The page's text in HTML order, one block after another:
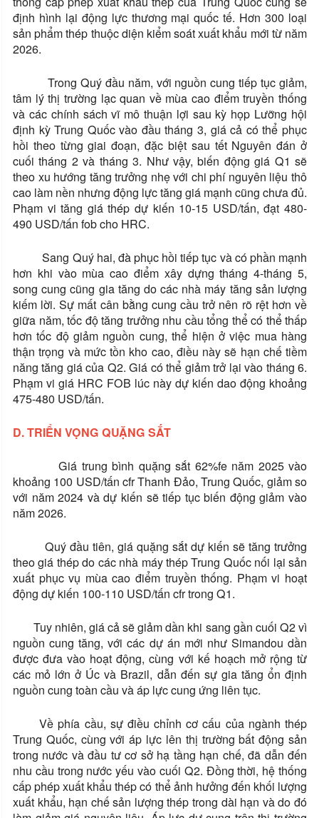
định hình lại động lực thương mại quốc tế. Hơn 300 loại
sản phẩm thép thuộc diện kiểm soát xuất khẩu mới từ năm
2026.
Trong Quý đầu năm, với nguồn cung tiếp tục giảm,
tâm lý thị trường lạc quan về mùa cao điểm truyền thống
và các chính sách vĩ mô thuận lợi sau kỳ họp Lưỡng hội
định kỳ Trung Quốc vào đầu tháng 3, giá cả có thể phục
hồi theo từng giai đoạn, đặc biệt sau tết Nguyên đán ở
cuối tháng 2 và tháng 3. Như vậy, biến động giá Q1 sẽ
theo xu hướng tăng trưởng nhẹ với chi phí nguyên liệu thô
cao làm nền nhưng động lực tăng giá mạnh cũng chưa đủ.
Phạm vi tăng giá thép dự kiến 10-15 USD/tấn, đạt 480-
490 USD/tấn fob cho HRC.
Sang Quý hai, đà phục hồi tiếp tục và có phần mạnh
hơn khi vào mùa cao điểm xây dựng tháng 4-tháng 5,
song cung cũng gia tăng do các nhà máy tăng sản lượng
kiếm lời. Sự mất cân bằng cung cầu trở nên rõ rệt hơn về
giữa năm, tốc độ tăng trưởng nhu cầu tổng thể có thể thấp
hơn tốc độ giảm nguồn cung, thể hiện ở việc mua hàng
thận trọng và mức tồn kho cao, điều này sẽ hạn chế tiềm
năng tăng giá của Q2. Giá có thể giảm trở lại vào tháng 6.
Phạm vi giá HRC FOB lúc này dự kiến dao động khoảng
475-480 USD/tấn.
D. TRIỂN VỌNG QUẶNG SẮT
Giá trung bình quặng sắt 62%fe năm 2025 vào
khoảng 100 USD/tấn cfr Thanh Đảo, Trung Quốc, giảm so
với năm 2024 và dự kiến sẽ tiếp tục biến động giảm vào
năm 2026.
Quý đầu tiên, giá quặng sắt dự kiến ​​sẽ tăng trưởng
theo giá thép do các nhà máy thép Trung Quốc nối lại sản
xuất phục vụ mùa cao điểm truyền thống. Phạm vi hoạt
động dự kiến 100-110 USD/tấn cfr trong Q1.
Tuy nhiên, giá cả sẽ giảm dần khi sang gần cuối Q2 vì
nguồn cung tăng, với các dự án mới như Simandou dần
được đưa vào hoạt động, cùng với kế hoạch mở rộng từ
các mỏ lớn ở Úc và Brazil, dẫn đến sự gia tăng ổn định
nguồn cung toàn cầu và áp lực cung ứng liên tục.
Về phía cầu, sự điều chỉnh cơ cấu của ngành thép
Trung Quốc, cùng với áp lực lên thị trường bất động sản
trong nước và đầu tư cơ sở hạ tầng hạn chế, đã dẫn đến
nhu cầu trong nước yếu vào cuối Q2. Đồng thời, hệ thống
cấp phép xuất khẩu thép có thể ảnh hưởng đến khối lượng
xuất khẩu, hạn chế sản lượng thép trong dài hạn và do đó